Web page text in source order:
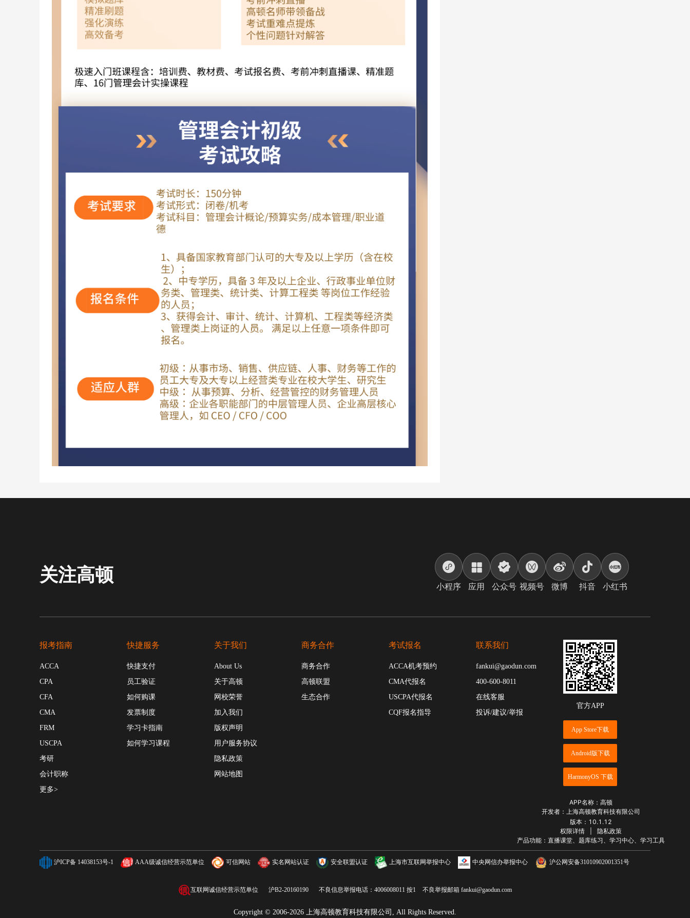
关注高顿
小程序 应用 公众号 视频号 微博 抖音 小红书
报考指南
ACCA
CPA
CFA
CMA
FRM
USCPA
考研
会计职称
更多>
快捷服务
快捷支付
员工验证
如何购课
发票制度
学习卡指南
如何学习课程
关于我们
About Us
关于高顿
网校荣誉
加入我们
版权声明
用户服务协议
隐私政策
网站地图
商务合作
商务合作
高顿联盟
生态合作
考试报名
ACCA机考预约
CMA代报名
USCPA代报名
CQF报名指导
联系我们
fankui@gaodun.com
400-600-8011
在线客服
投诉/建议/举报
官方APP
App Store下载
Android版下载
HarmonyOS 下载
APP名称：高顿
开发者：上海高顿教育科技有限公司
版本： 10.1.12
权限详情
隐私政策
产品功能：直播课堂、题库练习、学习中心、学习工具
沪ICP备 14038153号-1 AAA级诚信经营示范单位 可信网站 实名网站认证 安全联盟认证 上海市互联网举报中心 中央网信办举报中心 沪公网安备31010902001351号
互联网诚信经营示范单位 沪B2-20160190 不良信息举报电话：4006008011 按1 不良举报邮箱 fankui@gaodun.com
Copyright © 2006-2026 上海高顿教育科技有限公司, All Rights Reserved.